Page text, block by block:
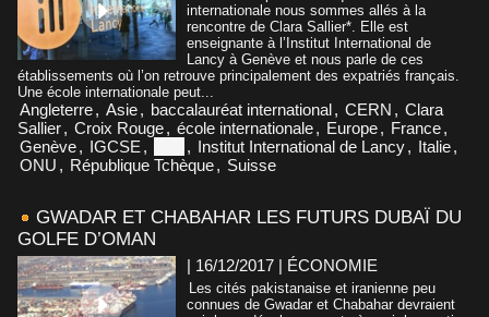
internationale nous sommes allés à la
rencontre de Clara Sallier*. Elle est
enseignante à l’Institut International de
Lancy à Genève et nous parle de ces
établissements où l’on retrouve principalement des expatriés français.
Une école internationale peut...
Angleterre, Asie, baccalauréat international, CERN , Clara
Sallier, Croix Rouge, école internationale, Europe, France,
Genève, IGCSE , , Institut International de Lancy, Italie,
ONU , République Tchèque, Suisse
GWADAR ET CHABAHAR LES FUTURS DUBAÏ DU
GOLFE D’OMAN
| 16/12/2017 | ÉCONOMIE
Les cités pakistanaise et iranienne peu
connues de Gwadar et Chabahar devraient